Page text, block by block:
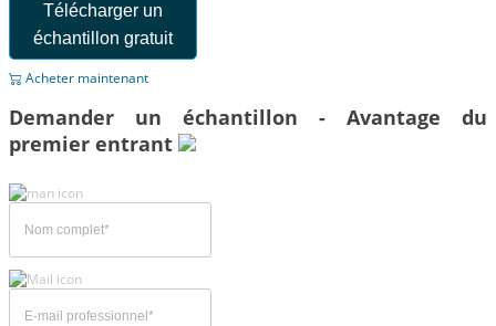
Télécharger un
échantillon gratuit
Acheter maintenant
Demander un échantillon - Avantage du
premier entrant